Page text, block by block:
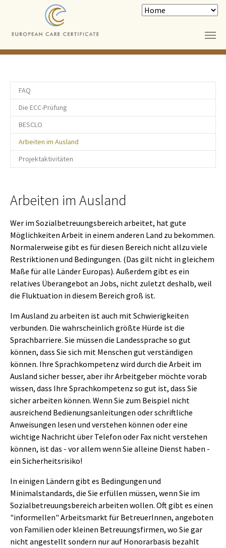
Skip to main content
FAQ
Die ECC-Prüfung
BESCLO
Arbeiten im Ausland
Projektaktivitäten
Arbeiten im Ausland
Wer im Sozialbetreuungsbereich arbeitet, hat gute
Möglichkeiten Arbeit in einem anderen Land zu bekommen.
Normalerweise gibt es für diesen Bereich nicht allzu viele
Restriktionen und Bedingungen. (Das gilt nicht in gleichem
Maße für alle Länder Europas). Außerdem gibt es ein
relatives Überangebot an Jobs, nicht zuletzt deshalb, weil
die Fluktuation in diesem Bereich groß ist.
Im Ausland zu arbeiten ist auch mit Schwierigkeiten
verbunden. Die wahrscheinlich größte Hürde ist die
Sprachbarriere. Sie müssen die Landessprache so gut
können, dass Sie sich mit Menschen gut verständigen
können. Ihre Sprachkompetenz wird durch die Arbeit im
Ausland sicher besser, aber ihr Arbeitgeber möchte vorab
wissen, dass Ihre Sprachkompetenz so gut ist, dass Sie
sicher arbeiten können. Wenn Sie zum Beispiel nicht
ausreichend Bedienungsanleitungen oder schriftliche
Anweisungen lesen und verstehen können oder eine
wichtige Nachricht über Telefon oder Fax nicht verstehen
können, ist das - vor allem wenn Sie alleine Dienst haben -
ein Sicherheitsrisiko!
In einigen Ländern gibt es Bedingungen und
Minimalstandards, die Sie erfüllen müssen, wenn Sie im
Sozialbetreuungsbereich arbeiten wollen. Oft gibt es einen
"informellen" Arbeitsmarkt für BetreuerInnen, angeboten
von Familien oder kleinen Betreuungsfirmen, wo Sie gar
nicht angestellt sondern nur auf Honorarbasis bezahlt